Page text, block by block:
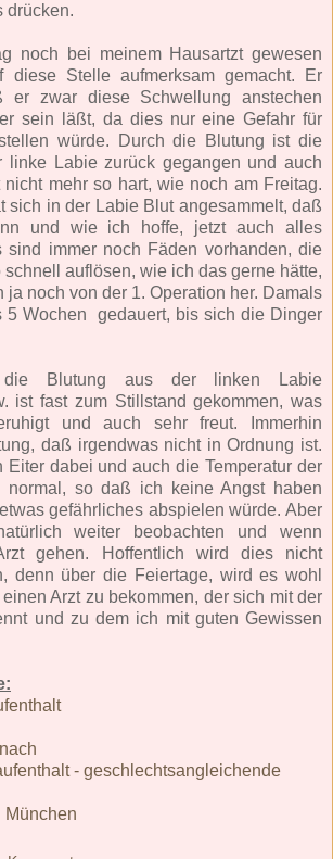
drücken.
noch bei meinem Hausartzt gewesen
Stelle aufmerksam gemacht. Er
er zwar diese Schwellung anstechen
sein läßt, da dies nur eine Gefahr für
würde. Durch die Blutung ist die
linke Labie zurück gegangen und auch
mehr so hart, wie noch am Freitag.
sich in der Labie Blut angesammelt, daß
und wie ich hoffe, jetzt auch alles
sind immer noch Fäden vorhanden, die
auflösen, wie ich das gerne hätte,
ja noch von der 1. Operation her. Damals
5 Wochen gedauert, bis sich die Dinger
die Blutung aus der linken Labie
ist fast zum Stillstand gekommen, was
und auch sehr freut. Immerhin
daß irgendwas nicht in Ordnung ist.
Eiter dabei und auch die Temperatur der
normal, so daß ich keine Angst haben
gefährliches abspielen würde. Aber
weiter beobachten und wenn
gehen. Hoffentlich wird dies nicht
denn über die Feiertage, wird es wohl
Arzt zu bekommen, der sich mit der
und zu dem ich mit guten Gewissen
- geschlechtsangleichende
München